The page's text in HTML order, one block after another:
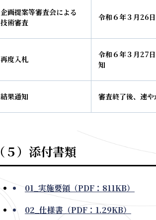
企画提案等審査会による
技術審査
令和６年３月26
再度入札 令和６年３月27
知
結果通知 審査終了後、速
（５）添付書類
01_実施要領（PDF：811KB）
02_仕様書（PDF：1.29KB）